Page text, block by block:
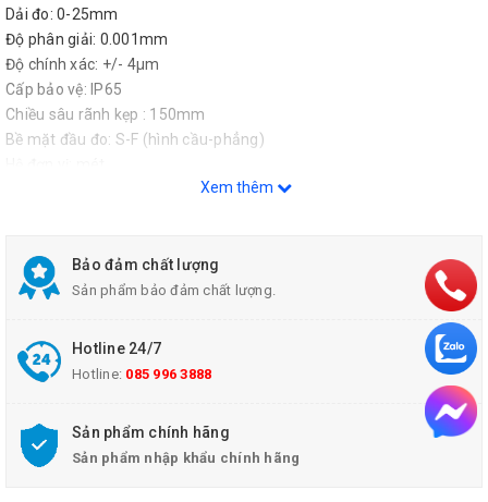
Dải đo: 0-25mm
Độ phân giải: 0.001mm
Độ chính xác: +/- 4µm
Cấp bảo vệ: IP65
Chiều sâu rãnh kẹp : 150mm
Bề mặt đầu đo: S-F (hình cầu-phẳng)
Xem thêm
Bảo đảm chất lượng
Sản phẩm bảo đảm chất lượng.
Hotline 24/7
Hotline: 085 996 3888
Sản phẩm chính hãng
Sản phẩm nhập khẩu chính hãng